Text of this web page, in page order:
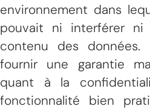
environnement dans
pouvait ni interférer ni
contenu des données.
fournir une garantie
quant à la
fonctionnalité bien